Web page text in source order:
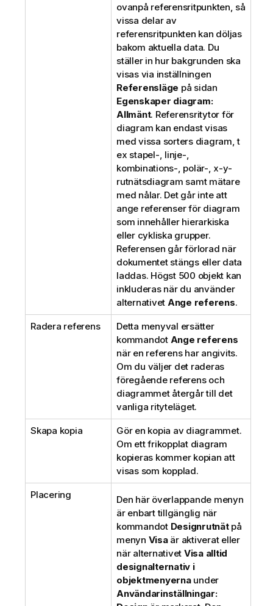
ovanpå referensritpunkten, så
vissa delar av
referensritpunkten kan döljas
bakom aktuella data. Du
ställer in hur bakgrunden ska
visas via inställningen
Referensläge på sidan
Egenskaper diagram:
Allmänt. Referensritytor för
diagram kan endast visas
med vissa sorters diagram, t
ex stapel-, linje-,
kombinations-, polär-, x-y-
rutnätsdiagram samt mätare
med nålar. Det går inte att
ange referenser för diagram
som innehåller hierarkiska
eller cykliska grupper.
Referensen går förlorad när
dokumentet stängs eller data
laddas. Högst 500 objekt kan
inkluderas när du använder
alternativet Ange referens.
Radera referens
Detta menyval ersätter
kommandot Ange referens
när en referens har angivits.
Om du väljer det raderas
föregående referens och
diagrammet återgår till det
vanliga rityteläget.
Skapa kopia
Gör en kopia av diagrammet.
Om ett frikopplat diagram
kopieras kommer kopian att
visas som kopplad.
Placering
Den här överlappande menyn
är enbart tillgänglig när
kommandot Designrutnätpå
menyn Visaär aktiverat eller
när alternativet Visa alltid
designalternativ i
objektmenyernaunder
Användarinställningar: